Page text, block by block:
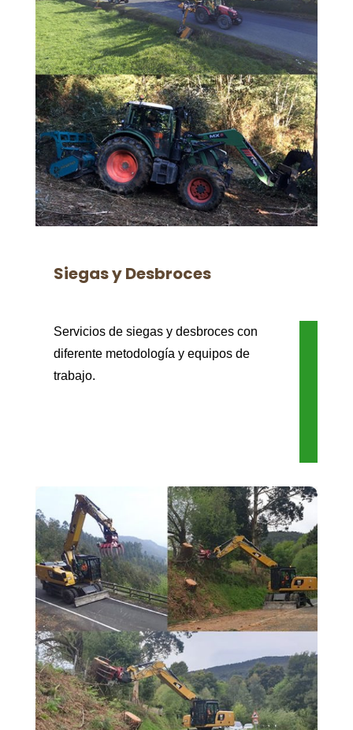
Siegas y Desbroces
Servicios de siegas y desbroces con
diferente metodología y equipos de
trabajo.